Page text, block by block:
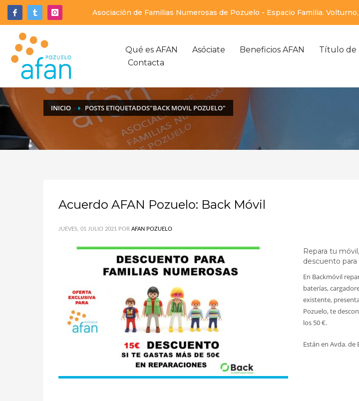
Asociación de Familias Numerosas de Pozuelo - Espacio Familia.
Qué es AFAN Asóciate Beneficios AFAN Título de
Contacta
INICIO POSTS ETIQUETADOS"BACK MOVIL POZUELO"
Acuerdo AFAN Pozuelo: Back Móvil
JUEVES, 01 JULIO 2021 POR AFAN POZUELO
Repara tu
descuento
En Backmóvil
baterías,
existente,
Pozuelo, te
los 50 €.
Están en Avda. de